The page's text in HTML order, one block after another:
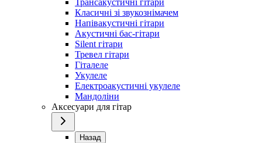
Трансакустичні гітари
Класичні зі звукознімачем
Напівакустичні гітари
Акустичні бас-гітари
Silent гітари
Тревел гітари
Гіталеле
Укулеле
Електроакустичні укулеле
Мандоліни
Аксесуари для гітар
Назад